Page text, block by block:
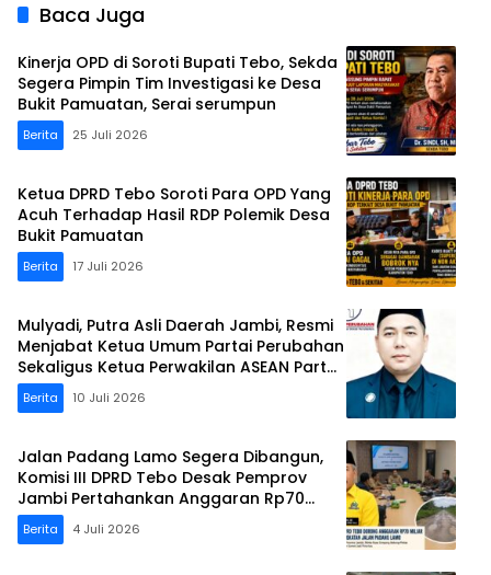
Baca Juga
Kinerja OPD di Soroti Bupati Tebo, Sekda
Segera Pimpin Tim Investigasi ke Desa
Bukit Pamuatan, Serai serumpun
Berita 25 Juli 2026
Ketua DPRD Tebo Soroti Para OPD Yang
Acuh Terhadap Hasil RDP Polemik Desa
Bukit Pamuatan
Berita 17 Juli 2026
Mulyadi, Putra Asli Daerah Jambi, Resmi
Menjabat Ketua Umum Partai Perubahan
Sekaligus Ketua Perwakilan ASEAN Partai
Perubahan di Malaysia
Berita 10 Juli 2026
Jalan Padang Lamo Segera Dibangun,
Komisi III DPRD Tebo Desak Pemprov
Jambi Pertahankan Anggaran Rp70
Miliar
Berita 4 Juli 2026